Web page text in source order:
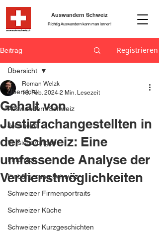
Richtig Auswandern kann man lernen!
Auswandern Schweiz
Beitrag Registrieren
Übersicht
Auswandern Schweiz
Jobsuche
Versicherungen
Finanzen
Einbürgerung Schweiz
Schweizer Firmenportraits
Schweizer Küche
Schweizer Kurzgeschichten
Übersicht
Gehalt von
Justizfachangestellten in
der Schweiz: Eine
umfassende Analyse der
Verdienstmöglichkeiten
Roman Welzk
18. Feb. 2024 2 Min. Lesezeit